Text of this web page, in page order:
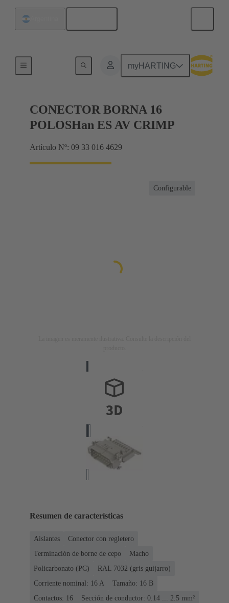
myHARTING
Conector con regletero
CONECTOR BORNA 16
POLOSHan ES AV CRIMP
Artículo Nº: 09 33 016 4629
Configurable
Resumen de características
Aislantes
Conector con regletero
Terminación de borne de cepo
Macho
Policarbonato (PC)
RAL 7032 (gris guijarro)
Corriente nominal: ‌16 A
Tamaño: 16 B
Contactos: 16
Sección de conductor: 0.14 ... 2.5 mm²